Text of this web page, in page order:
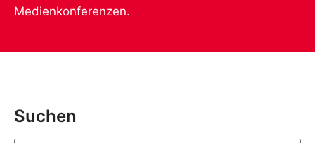
Medienkonferenzen.
Suchen